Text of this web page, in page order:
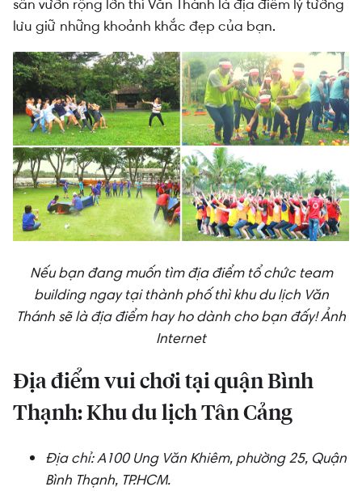
sân vườn rộng lớn thì Văn Thánh là địa điểm lý tưởng
lưu giữ những khoảnh khắc đẹp của bạn.
Nếu bạn đang muốn tìm địa điểm tổ chức team
building ngay tại thành phố thì khu du lịch Văn
Thánh sẽ là địa điểm hay ho dành cho bạn đấy! Ảnh
Internet
Địa điểm vui chơi tại quận Bình
Thạnh: Khu du lịch Tân Cảng
Địa chỉ: A100 Ung Văn Khiêm, phường 25, Quận
Bình Thạnh, TP.HCM.